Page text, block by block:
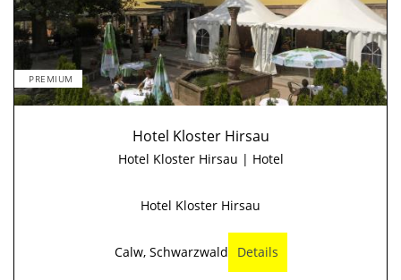
PREMIUM
Hotel Kloster Hirsau
Hotel Kloster Hirsau | Hotel
Hotel Kloster Hirsau
Calw, Schwarzwald Details